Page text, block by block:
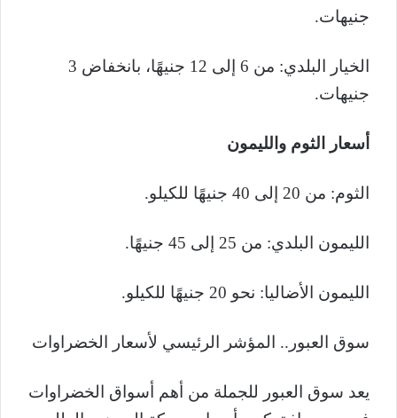
جنيهات.
الخيار البلدي: من 6 إلى 12 جنيهًا، بانخفاض 3
جنيهات.
أسعار الثوم والليمون
الثوم: من 20 إلى 40 جنيهًا للكيلو.
الليمون البلدي: من 25 إلى 45 جنيهًا.
الليمون الأضاليا: نحو 20 جنيهًا للكيلو.
سوق العبور.. المؤشر الرئيسي لأسعار الخضراوات
يعد سوق العبور للجملة من أهم أسواق الخضراوات